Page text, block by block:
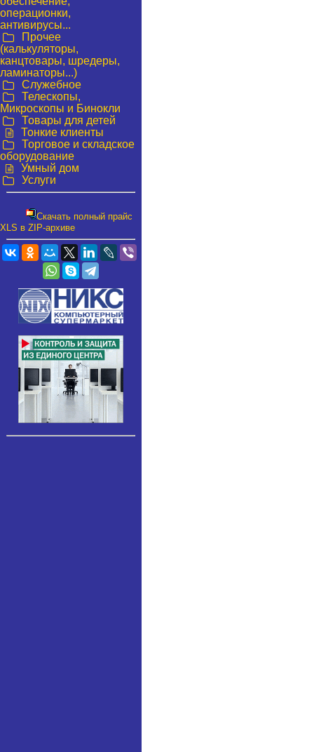
операционки,
антивирусы...
Прочее
(калькуляторы,
канцтовары, шредеры,
ламинаторы...)
Служебное
Телескопы,
Микроскопы и Бинокли
Товары для детей
Тонкие клиенты
Торговое и складское
оборудование
Умный дом
Услуги
Скачать полный прайс
XLS в ZIP-архиве